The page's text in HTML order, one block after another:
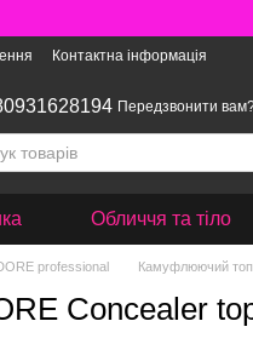
Контактна інформація
Передзвонити
Обличчя та тіло
professional Камуфлюючий
Concealer